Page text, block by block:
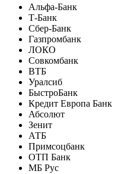
Альфа-Банк
Т-Банк
Сбер-Банк
Газпромбанк
ЛОКО
Совкомбанк
ВТБ
Уралсиб
БыстроБанк
Кредит Европа Банк
Абсолют
Зенит
АТБ
Примсоцбанк
ОТП Банк
МБ Рус